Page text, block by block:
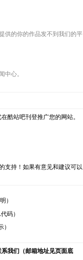
供的你的作品发不到我们的平
中心。
酷站吧刊登推广您的网站。
支持！如果有意见和建议可以
）
码）
）
我们（邮箱地址见页面底